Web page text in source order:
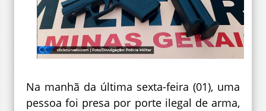
Na manhã da última sexta-feira (01), uma
pessoa foi presa por porte ilegal de arma,